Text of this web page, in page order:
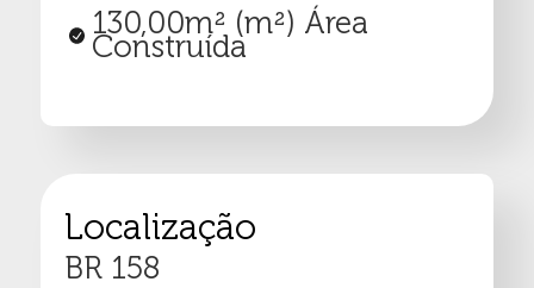
130,00m² (m²) Área
Construída
Localização
BR 158